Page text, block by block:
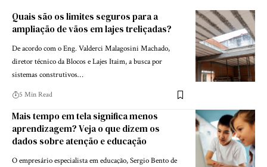
Quais são os limites seguros para a
ampliação de vãos em lajes treliçadas?
De acordo com o Eng. Valderci Malagosini Machado,
diretor técnico da Blocos e Lajes Itaim, a busca por
sistemas construtivos…
5 Min Read
Mais tempo em tela significa menos
aprendizagem? Veja o que dizem os
dados sobre atenção e educação
O empresário especialista em educação, Sergio Bento de